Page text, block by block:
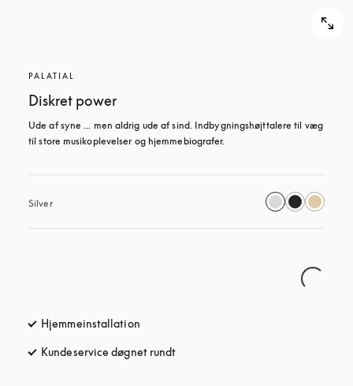
PALATIAL
Diskret power
Ude af syne ... men aldrig ude af sind. Indbygningshøjttalere til væg
til store musikoplevelser og hjemmebiografer.
Silver
Hjemmeinstallation
Kundeservice døgnet rundt